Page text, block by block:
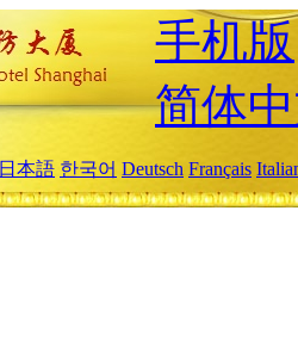
手机版
简体
日本語 한국어 Deutsch Français